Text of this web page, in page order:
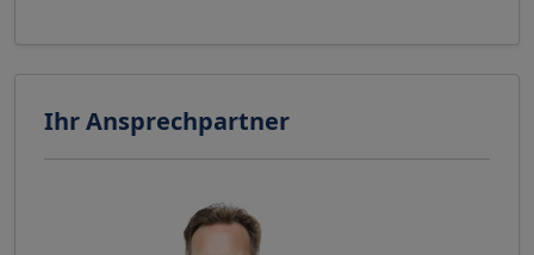
Ihr Ansprechpartner